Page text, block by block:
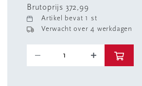
Brutoprijs 372,99
Artikel bevat 1 st
Verwacht over 4 werkdagen